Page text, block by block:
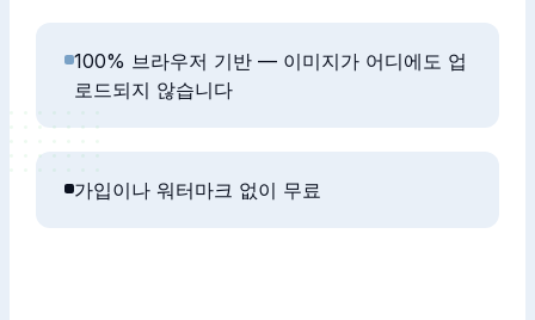
100% 브라우저 기반 — 이미지가 어디에도 업
로드되지 않습니다
가입이나 워터마크 없이 무료